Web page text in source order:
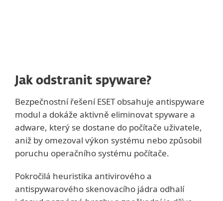
Jak odstranit spyware?
Bezpečnostní řešení ESET obsahuje antispyware
modul a dokáže aktivně eliminovat spyware a
adware, který se dostane do počítače uživatele,
aniž by omezoval výkon systému nebo způsobil
poruchu operačního systému počítače.
Pokročilá heuristika antivirového a
antispywarového skenovacího jádra odhalí